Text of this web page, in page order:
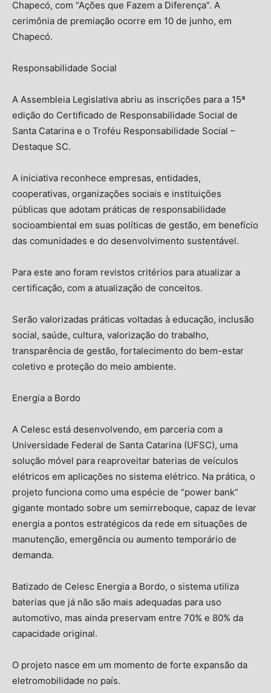
Chapecó, com “Ações que Fazem a Diferença”. A
cerimônia de premiação ocorre em 10 de junho, em
Chapecó.
Responsabilidade Social
A Assembleia Legislativa abriu as inscrições para a 15ª
edição do Certificado de Responsabilidade Social de
Santa Catarina e o Troféu Responsabilidade Social –
Destaque SC.
A iniciativa reconhece empresas, entidades,
cooperativas, organizações sociais e instituições
públicas que adotam práticas de responsabilidade
socioambiental em suas políticas de gestão, em benefício
das comunidades e do desenvolvimento sustentável.
Para este ano foram revistos critérios para atualizar a
certificação, com a atualização de conceitos.
Serão valorizadas práticas voltadas à educação, inclusão
social, saúde, cultura, valorização do trabalho,
transparência de gestão, fortalecimento do bem-estar
coletivo e proteção do meio ambiente.
Energia a Bordo
A Celesc está desenvolvendo, em parceria com a
Universidade Federal de Santa Catarina (UFSC), uma
solução móvel para reaproveitar baterias de veículos
elétricos em aplicações no sistema elétrico. Na prática, o
projeto funciona como uma espécie de “power bank”
gigante montado sobre um semirreboque, capaz de levar
energia a pontos estratégicos da rede em situações de
manutenção, emergência ou aumento temporário de
demanda.
Batizado de Celesc Energia a Bordo, o sistema utiliza
baterias que já não são mais adequadas para uso
automotivo, mas ainda preservam entre 70% e 80% da
capacidade original.
O projeto nasce em um momento de forte expansão da
eletromobilidade no país.